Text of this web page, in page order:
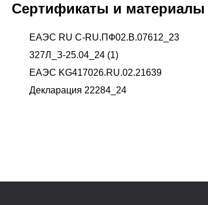
Сертификаты и материалы
ЕАЭС RU С-RU.ПФ02.В.07612_23
327Л_З-25.04_24 (1)
ЕАЭС KG417026.RU.02.21639
Декларация 22284_24